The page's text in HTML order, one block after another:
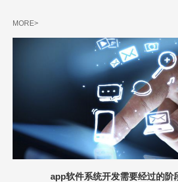
MORE>
app软件系统开发需要经过的阶